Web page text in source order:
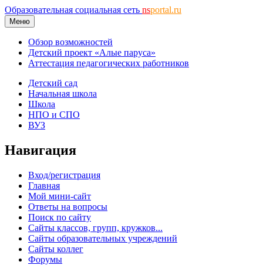
Образовательная социальная сеть nsportal.ru
Меню
Обзор возможностей
Детский проект «Алые паруса»
Аттестация педагогических работников
Детский сад
Начальная школа
Школа
НПО и СПО
ВУЗ
Навигация
Вход/регистрация
Главная
Мой мини-сайт
Ответы на вопросы
Поиск по сайту
Сайты классов, групп, кружков...
Сайты образовательных учреждений
Сайты коллег
Форумы